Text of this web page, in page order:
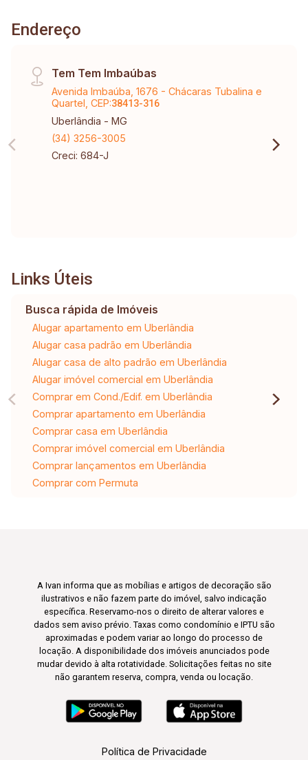
Endereço
Tem Tem Imbaúbas
Avenida Imbaúba, 1676 - Chácaras Tubalina e
Quartel, CEP:38413-316
Uberlândia - MG
(34) 3256-3005
Creci: 684-J
Links Úteis
Busca rápida de Imóveis
Alugar apartamento em Uberlândia
Alugar casa padrão em Uberlândia
Alugar casa de alto padrão em Uberlândia
Alugar imóvel comercial em Uberlândia
Comprar em Cond./Edif. em Uberlândia
Comprar apartamento em Uberlândia
Comprar casa em Uberlândia
Comprar imóvel comercial em Uberlândia
Comprar lançamentos em Uberlândia
Comprar com Permuta
A Ivan informa que as mobílias e artigos de decoração são
ilustrativos e não fazem parte do imóvel, salvo indicação
específica. Reservamo-nos o direito de alterar valores e
dados sem aviso prévio. Taxas como condomínio e IPTU são
aproximadas e podem variar ao longo do processo de
locação. A disponibilidade dos imóveis anunciados pode
mudar devido à alta rotatividade. Solicitações feitas no site
não garantem reserva, compra, venda ou locação.
Política de Privacidade